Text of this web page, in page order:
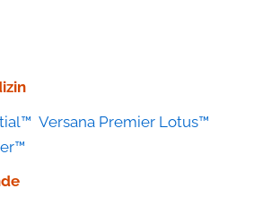
Versana Premier Lotus™